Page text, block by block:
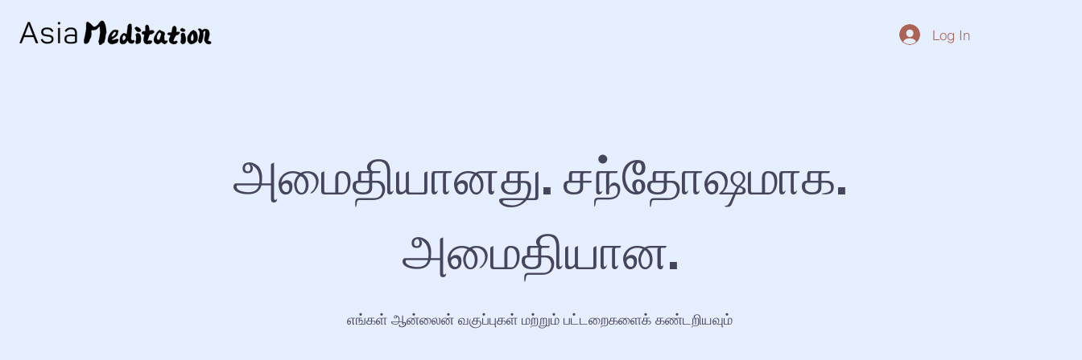
அமைதியானது. சந்தோஷமாக.
அமைதியான.
எங்கள் ஆன்லைன் வகுப்புகள் மற்றும் பட்டறைகளைக் கண்டறியவும்
Log In